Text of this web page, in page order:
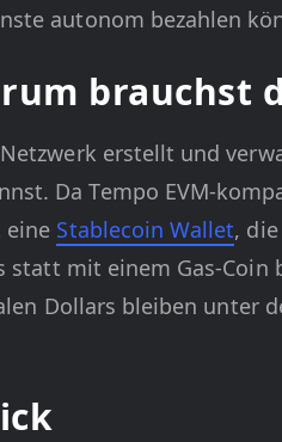
autonom bezahlen
brauchst
erstellt und
Da Tempo EVM-
eine Stablecoin Wallet,
mit einem Gas-
Dollars bleiben unter